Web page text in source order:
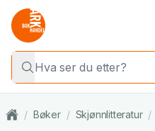
/ Bøker / Skjønnlitteratur /